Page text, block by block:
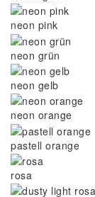
neon pink
neon grün
neon gelb
neon orange
pastell orange
rosa